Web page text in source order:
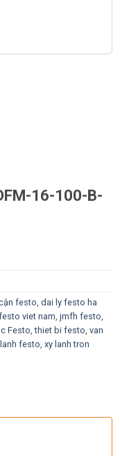
16-100-B-
festo, dai ly festo ha
viet nam, jmfh festo,
Festo,thiet bi festo, van
festo, xy lanh tron